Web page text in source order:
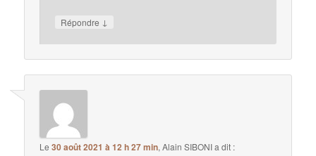
Répondre ↓
Le30 août 2021 à 12 h 27 min,Alain SIBONIa dit :